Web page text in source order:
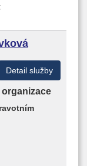
Detail služby